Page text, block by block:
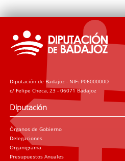
Diputación de Badajoz - NIF: P0600000D
c/ Felipe Checa, 23 - 06071 Badajoz
Diputación
Órganos de Gobierno
Delegaciones
Organigrama
Presupuestos Anuales